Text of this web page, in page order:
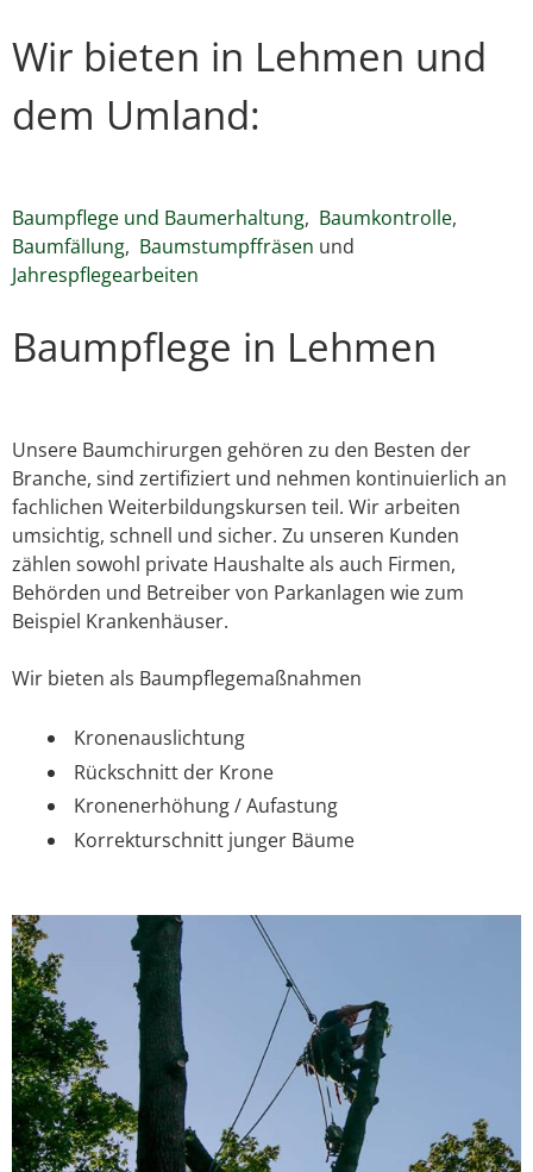
Wir bieten in Lehmen und
dem Umland:
Baumpflege und Baumerhaltung, Baumkontrolle,
Baumfällung, Baumstumpffräsen und
Jahrespflegearbeiten
Baumpflege in Lehmen
Unsere Baumchirurgen gehören zu den Besten der
Branche, sind zertifiziert und nehmen kontinuierlich an
fachlichen Weiterbildungskursen teil. Wir arbeiten
umsichtig, schnell und sicher. Zu unseren Kunden
zählen sowohl private Haushalte als auch Firmen,
Behörden und Betreiber von Parkanlagen wie zum
Beispiel Krankenhäuser.
Wir bieten als Baumpflegemaßnahmen
Kronenauslichtung
Rückschnitt der Krone
Kronenerhöhung / Aufastung
Korrekturschnitt junger Bäume